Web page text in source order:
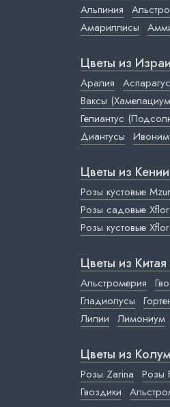
Альпиния
Амариллисы
Цветы из
Аралия Аспарагус
Ваксы
Гелиантус
Диантусы
Цветы из
Розы кустовые
Розы садовые
Розы кустовые
Цветы из
Альстромерия
Гладиолусы
Лилии Лимониум
Цветы из
Розы Zarina Розы
Гвоздики